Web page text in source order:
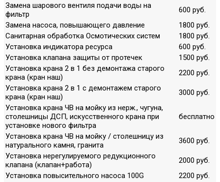
Замена шарового вентиля подачи воды на
фильтр
600 руб.
Замена насоса, повышающего давление
1800 руб.
Санитарная обработка Осмотических систем
1800 руб.
Установка индикатора ресурса
600 руб.
Установка клапана защиты от протечек
1500 руб.
Установка крана 2 в 1 без демонтажа старого
крана (кран наш)
2200 руб.
Установка крана 2 в 1 с демонтажем старого
крана (кран наш)
3000 руб.
Установка крана ЧВ на мойку из нерж., чугуна,
столешницы ДСП, искусственного крана при
установке нового фильтра
бесплатно
Установка крана ЧВ на мойку / столешницу из
натурального камня, гранита
3600 руб.
Установка нерегулируемого редукционного
клапана (клапан+работа)
2000 руб.
Установка повысительного насоса 100G
2200 руб.